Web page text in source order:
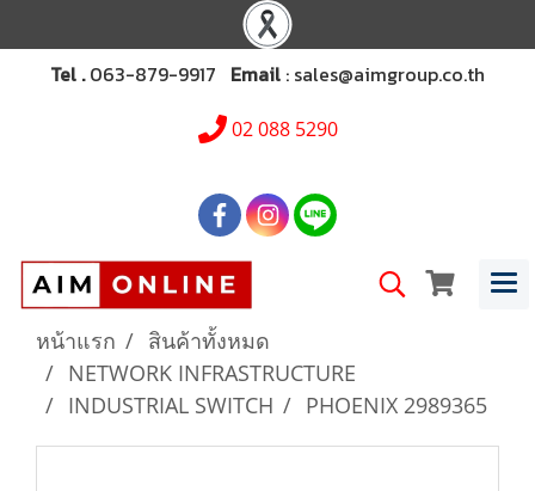
Tel .063-879-9917 Email : sales@aimgroup.co.th
02 088 5290
หน้าแรก
สินค้าทั้งหมด
NETWORK INFRASTRUCTURE
INDUSTRIAL SWITCH
PHOENIX 2989365